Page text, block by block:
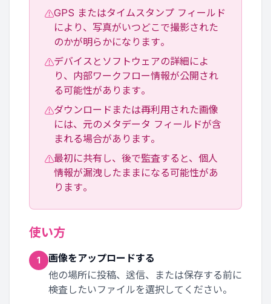
⚠GPS またはタイムスタンプ フィールド
により、写真がいつどこで撮影された
のかが明らかになります。
⚠デバイスとソフトウェアの詳細によ
り、内部ワークフロー情報が公開され
る可能性があります。
⚠ダウンロードまたは再利用された画像
には、元のメタデータ フィールドが含
まれる場合があります。
⚠最初に共有し、後で監査すると、個人
情報が漏洩したままになる可能性があ
ります。
使い方
1
画像をアップロードする
他の場所に投稿、送信、または保存する前に
検査したいファイルを選択してください。